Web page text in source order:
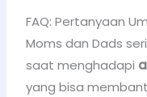
FAQ: Pertanyaan
Moms dan Dads
saat menghadapi
yang bisa